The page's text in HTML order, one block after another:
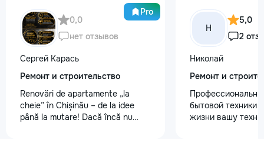
Pro
0,0
нет отзывов
Сергей Карась
Ремонт и строительство
Renovări de apartamente „la
cheie” în Chișinău – de la idee
până la mutare! Dacă încă nu
Н
5,0
2
Николай
Ремонт и
бытовой техники
жизни вашу